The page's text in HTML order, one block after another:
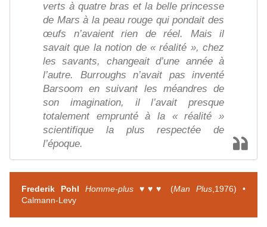
verts à quatre bras et la belle princesse
de Mars à la peau rouge qui pondait des
œufs n’avaient rien de réel. Mais il
savait que la notion de « réalité », chez
les savants, changeait d’une année à
l’autre. Burroughs n’avait pas inventé
Barsoom en suivant les méandres de
son imagination, il l’avait presque
totalement emprunté à la « réalité »
scientifique la plus respectée de
l’époque.
Frederik Pohl Homme-plus ♥♥♥ (Man Plus ,1976) •
Calmann-Levy